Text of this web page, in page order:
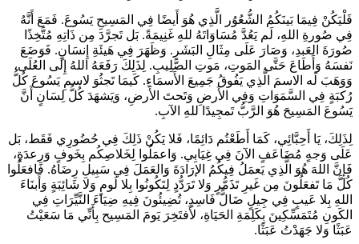
فَلْيَكُنْ فِيمَا بَينَكُمُ الشُّعُوُر الَّذِي هُوَ أَيضًا فِي المَسِيحِ يَسُوعَ. فَمَعَ أَنَّهُ
فِي صُورةِ اللهِ، لَم يَعُدَّ مُسَاوَاتَهُ للهِ غَنِيمَةً. بَل تَجرَّدَ مِن ذَاتِهِ مُتَّخِذًا
صُورَةَ العَبدِ، وَصَارَ عَلَى مِثَالِ البَشَرِ. وَظَهَرَ فِي هَيئَةِ إِنسَانٍ. فَوَضَعَ
نَفسَهُ وَأَطَاعَ حَتَّى المَوتِ، مَوتِ الصَّلِيبِ. لِذَلِكَ رَفَعَهُ اللهُ إِلَى العُلَى،
وَوَهَبَ لَه الاسمَ الَّذِي يَفُوقُ جَمِيعَ الأَسمَاءِ. كَيمَا تَجثُوَ لاسمِ يَسُوعَ كُلُّ
رُكبَةٍ فِي السَّمَوَاتِ وَفِي الأَرضِ وَتَحتَ الأَرضِ، وَيَشهَدَ كُلُّ لِسَانٍ أَنَّ
يَسُوعَ المَسِيحَ هُوَ الرَّبُّ تَمجِيدًا للهِ الآبِ.
لِذَلِكَ، يَا أَحِبَّائِي، كَمَا أَطَعْتُم دَائِمًا، فَلا يَكُنْ ذَلِكَ فِي حُضُورِي فَقَط، بَل
عَلَى وَجهٍ مُضَاعَفٍ الآنَ فِي غِيَابِي. وَاعمَلُوا لِخَلاصِكُم بِخَوفٍ وَرِعدَةٍ،
فَإِنَّ اللهَ هُوَ الَّذِي يَعمَلُ فِيكُمُ الإرَادَةَ وَالعَمَلَ فِي سَبِيلِ رِضَاهُ. فَافعَلُوا
كُلَّ مَا تَفعَلُونَ مِن غَيرِ تَذَمُّرٍ وَلا تَرَدُّدٍ لِتَكُونُوا بِلا لَومٍ وَلا شَائِبَةٍ وَأَبنَاءَ
اللهِ بِلا عَيبٍ فِي جِيلٍ ضَالًّ فَاسِدٍ، تُضِيئُونَ فِيهِ ضِيَاءَ النَّيِّرَاتِ فِي
الكَونِ مُتَمَسِّكِينَ بِكَلِمَةِ الحَيَاةِ، لأَفتَخِرَ يَومَ المَسِيح بِأَنِّي مَا سَعَيْتُ
عَبَثًا وَلا جَهَدْتُ عَبَثًا.